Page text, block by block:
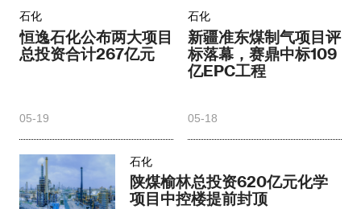
石化
恒逸石化公布两大项目
总投资合计267亿元
05-19
石化
新疆准东煤制气项目评
标落幕，赛鼎中标109
亿EPC工程
05-18
石化
陕煤榆林总投资620亿元化学
项目中控楼提前封顶